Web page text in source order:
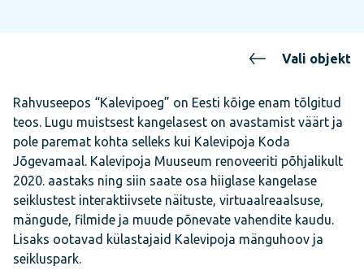
Vali objekt
Rahvuseepos “Kalevipoeg” on Eesti kõige enam tõlgitud
teos. Lugu muistsest kangelasest on avastamist väärt ja
pole paremat kohta selleks kui Kalevipoja Koda
Jõgevamaal. Kalevipoja Muuseum renoveeriti põhjalikult
2020. aastaks ning siin saate osa hiiglase kangelase
seiklustest interaktiivsete näituste, virtuaalreaalsuse,
mängude, filmide ja muude põnevate vahendite kaudu.
Lisaks ootavad külastajaid Kalevipoja mänguhoov ja
seikluspark.